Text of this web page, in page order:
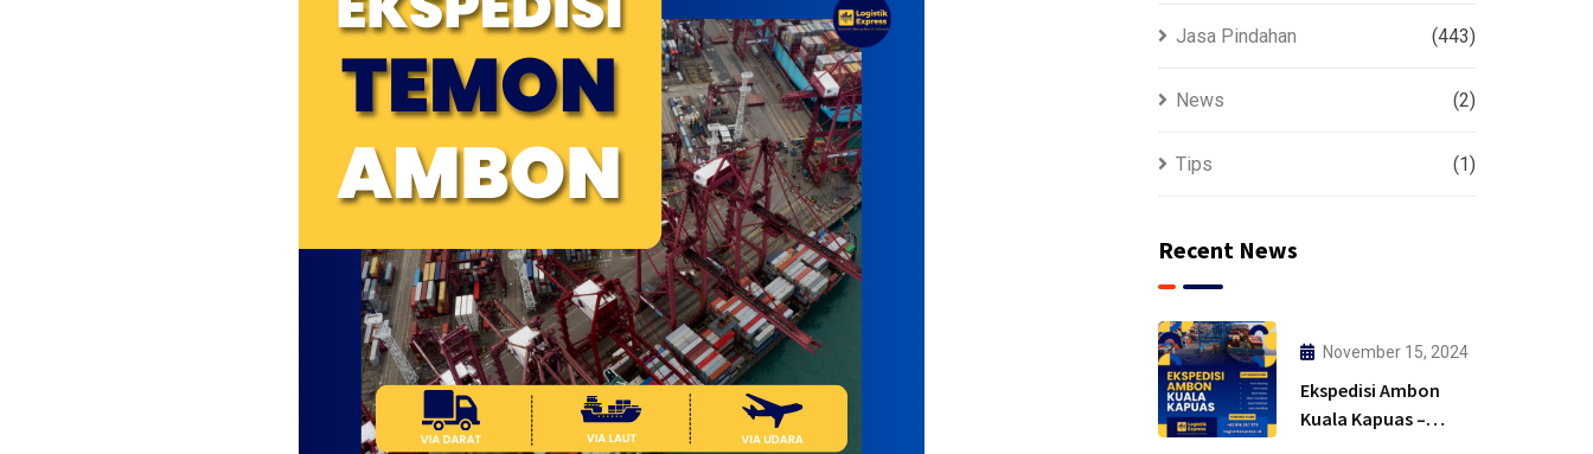
Jasa Pindahan (443)
News (2)
Tips (1)
Recent News
November 15, 2024
Ekspedisi Ambon
Kuala Kapuas –